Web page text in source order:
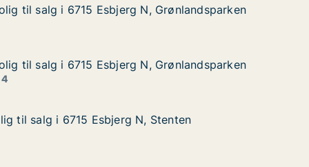
6715 Esbjerg N, Grønlandsparken
til salg i 6715 Esbjerg N, Grønlandsparken
til salg i 6715 Esbjerg N, Grønlandsparken
6715 Esbjerg N, Grønlandsparken
til salg i 6715 Esbjerg N, Grønlandsparken
til salg i 6715 Esbjerg N, Grønlandsparken
Esbjerg N, Stenten
til salg i 6715 Esbjerg N, Stenten
til salg i 6715 Esbjerg N, Stenten